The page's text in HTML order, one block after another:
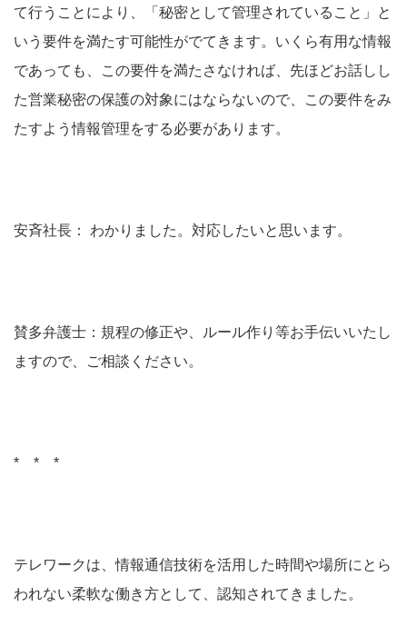
て行うことにより、「秘密として管理されていること」と
いう要件を満たす可能性がでてきます。いくら有用な情報
であっても、この要件を満たさなければ、先ほどお話しし
た営業秘密の保護の対象にはならないので、この要件をみ
たすよう情報管理をする必要があります。
安斉社長： わかりました。対応したいと思います。
賛多弁護士：規程の修正や、ルール作り等お手伝いいたし
ますので、ご相談ください。
* * *
テレワークは、情報通信技術を活用した時間や場所にとら
われない柔軟な働き方として、認知されてきました。